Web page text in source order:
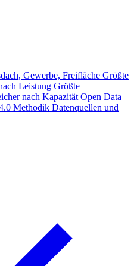
Gewerbe, Freifläche Größte
Leistung Größte
nach Kapazität Open Data
Methodik Datenquellen und